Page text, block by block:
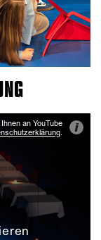
an YouTube
. i